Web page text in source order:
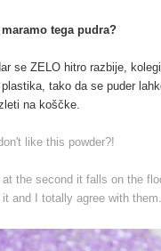
tega pudra?
se ZELO hitro razbije,
tako da se puder
na koščke.
like this powder?!
the second it falls on the
and I totally agree with them.